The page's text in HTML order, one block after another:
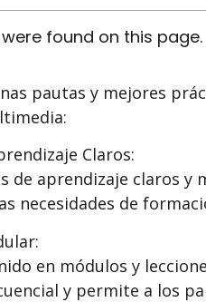
found on this page.
pautas y mejores
Claros:
de aprendizaje claros y
necesidades de
en módulos y
y permite a los